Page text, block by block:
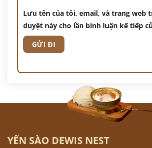
Lưu tên của tôi, email, và trang web
duyệt này cho lần bình luận kế tiếp
YẾN SÀO DEWIS NEST